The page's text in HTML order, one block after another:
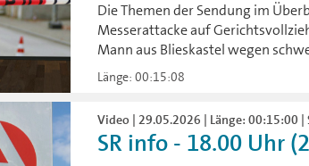
Die Themen der Sendung im
Messerattacke auf
Mann aus Blieskastel wegen
Länge: 00:15:08
Video | 29.05.2026 | Länge: 00:15:00 |
SR info - 18.00 Uhr